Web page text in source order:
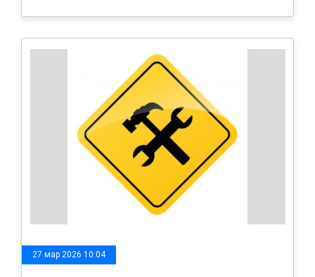
27 мар 2026 10:04